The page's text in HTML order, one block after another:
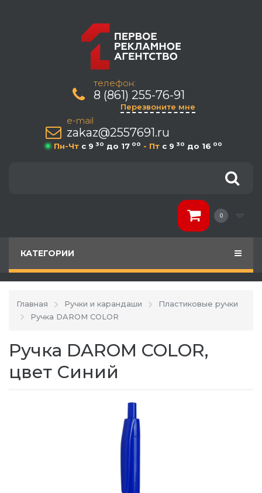
телефон:
8 (861) 255-76-91
Перезвоните мне
e-mail
zakaz@2557691.ru
Пн-Чт c 9 30 до 17 00 - Пт c 9 30 до 16 00
0
КАТЕГОРИИ
Главная Ручки и карандаши
Пластиковые ручки
Ручка DAROM COLOR
Ручка DAROM COLOR,
цвет Синий